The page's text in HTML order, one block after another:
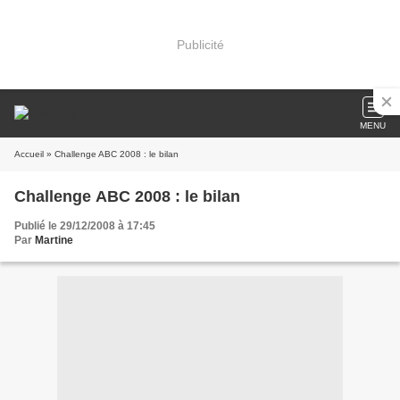
Publicité
MENU
Accueil » Challenge ABC 2008 : le bilan
Challenge ABC 2008 : le bilan
Publié le 29/12/2008 à 17:45
Par Martine